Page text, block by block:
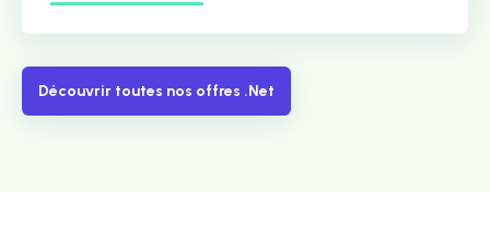
Découvrir toutes nos offres .Net